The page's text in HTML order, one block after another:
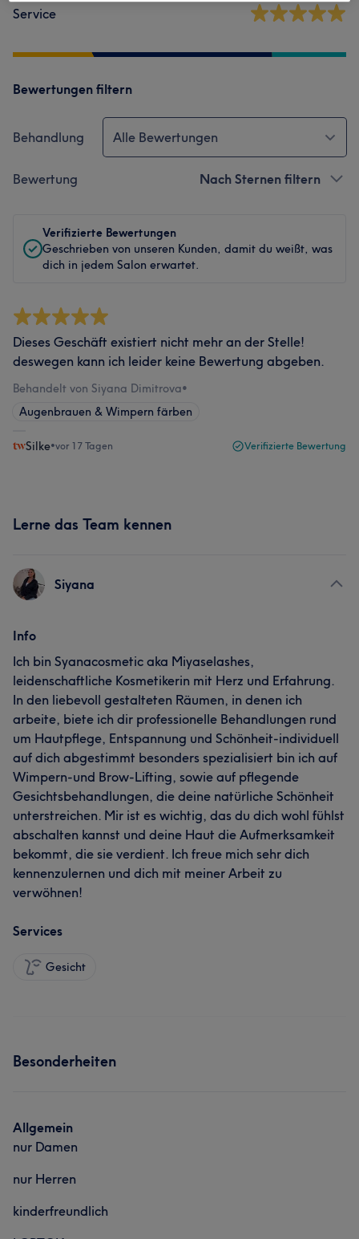
Service
Bewertungen filtern
Behandlung Alle Bewertungen
Bewertung Nach Sternen filtern
Verifizierte Bewertungen
Geschrieben von unseren Kunden, damit du weißt, was
dich in jedem Salon erwartet.
Dieses Geschäft existiert nicht mehr an der Stelle!
deswegen kann ich leider keine Bewertung abgeben.
Behandelt von Siyana Dimitrova•
Augenbrauen & Wimpern färben
Silke•vor 17 Tagen Verifizierte Bewertung
Lerne das Team kennen
Siyana
Info
Ich bin Syanacosmetic aka Miyaselashes,
leidenschaftliche Kosmetikerin mit Herz und Erfahrung.
In den liebevoll gestalteten Räumen, in denen ich
arbeite, biete ich dir professionelle Behandlungen rund
um Hautpflege, Entspannung und Schönheit-individuell
auf dich abgestimmt besonders spezialisiert bin ich auf
Wimpern-und Brow-Lifting, sowie auf pflegende
Gesichtsbehandlungen, die deine natürliche Schönheit
unterstreichen. Mir ist es wichtig, das du dich wohl fühlst
abschalten kannst und deine Haut die Aufmerksamkeit
bekommt, die sie verdient. Ich freue mich sehr dich
kennenzulernen und dich mit meiner Arbeit zu
verwöhnen!
Services
Gesicht
Besonderheiten
Allgemein
nur Damen
nur Herren
kinderfreundlich